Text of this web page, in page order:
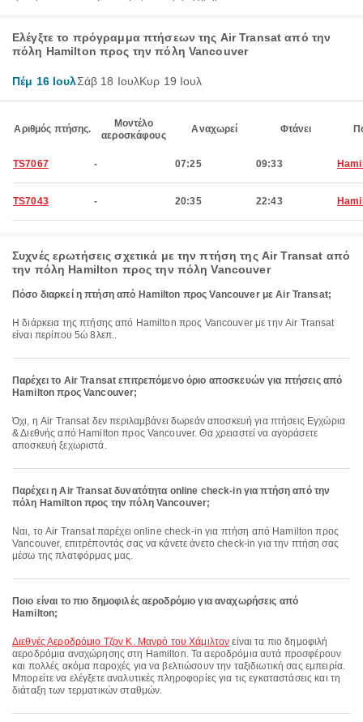
Ελέγξτε το πρόγραμμα πτήσεων της Air Transat από την
πόλη Hamilton προς την πόλη Vancouver
Πέμ 16 ΙουλΣάβ 18 ΙουλΚυρ 19 Ιουλ
Αριθμός πτήσης.
Μοντέλο
αεροσκάφους
Αναχωρεί Φτάνει
TS7067 - 07:25 09:33
TS7043 - 20:35 22:43
Συχνές ερωτήσεις σχετικά με την πτήση της Air Transat από
την πόλη Hamilton προς την πόλη Vancouver
Πόσο διαρκεί η πτήση από Hamilton προς Vancouver με Air Transat;
Η διάρκεια της πτήσης από Hamilton προς Vancouver με την Air Transat
είναι περίπου 5ώ 8λεπ..
Παρέχει το Air Transat επιτρεπόμενο όριο αποσκευών για πτήσεις από
Hamilton προς Vancouver;
Όχι, η Air Transat δεν περιλαμβάνει δωρεάν αποσκευή για πτήσεις Εγχώρια
& Διεθνής από Hamilton προς Vancouver. Θα χρειαστεί να αγοράσετε
αποσκευή ξεχωριστά.
Παρέχει η Air Transat δυνατότητα online check-in για πτήση από την
πόλη Hamilton προς την πόλη Vancouver;
Ναι, το Air Transat παρέχει online check-in για πτήση από Hamilton προς
Vancouver, επιτρέποντάς σας να κάνετε άνετο check-in για την πτήση σας
μέσω της πλατφόρμας μας.
Ποιο είναι το πιο δημοφιλές αεροδρόμιο για αναχωρήσεις από
Hamilton;
Διεθνές Αεροδρόμιο Τζον Κ. Μανρό του Χάμιλτον είναι τα πιο δημοφιλή
αεροδρόμια αναχώρησης στη Hamilton. Τα αεροδρόμια αυτά προσφέρουν
και πολλές ακόμα παροχές για να βελτιώσουν την ταξιδιωτική σας εμπειρία.
Μπορείτε να ελέγξετε αναλυτικές πληροφορίες για τις εγκαταστάσεις και τη
διάταξη των τερματικών σταθμών.